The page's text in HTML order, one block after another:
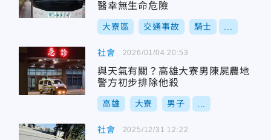
醫幸無生命危險
大寮區 交通事故 騎士
社會
與天氣有關？高雄大寮男陳屍農地
警方初步排除他殺
高雄 大寮 男子
2026/01/04 20:53
社會 2025/12/31 12:22